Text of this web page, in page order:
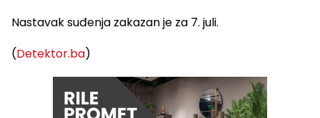
Nastavak suđenja zakazan je za 7. juli.
(Detektor.ba)